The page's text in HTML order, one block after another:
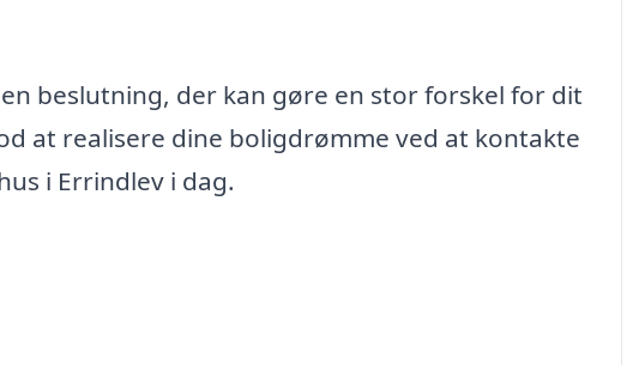
beslutning, der kan gøre en stor forskel for dit
at realisere dine boligdrømme ved at kontakte
i Errindlev i dag.